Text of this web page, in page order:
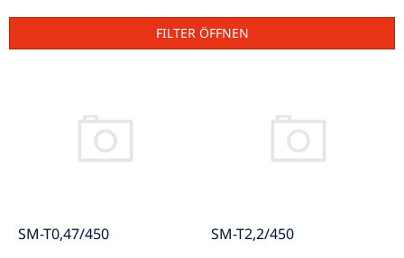
k
n
FILTER ÖFFNEN
PSM-T0,47/450 SM-T2,2/450